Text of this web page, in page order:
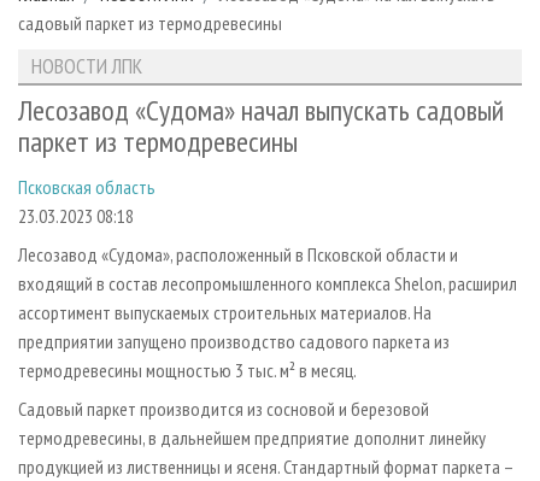
РУБРИКИ ЖУРНАЛА
ЛЕСОЗАГОТОВКА
ЛЕСОПИЛЕНИЕ
СУШКА ДРЕВЕСИНЫ
ПРОИЗВОДСТВО ДРЕВЕСНЫХ ПЛИТ
ДЕРЕВЯННОЕ ДОМОСТРОЕНИЕ
ПРОИЗВОДСТВО МЕБЕЛИ
БИОЭНЕРГЕТИКА
ЦБП
ИНСТРУМЕНТ И МАТЕРИАЛЫ
НОВОСТИ
НОВОСТИ ЛПК
НОВОСТИ ЖУРНАЛА
ПРОЕКТЫ ЛПИ
АНАЛИТИКА
ПРЕДПРИЯТИЯ ЛПК
ПЕРСОНЫ
МОБИЛЬНЫЕ ВЫСТАВКИ
ОФИЦИАЛЬНЫЕ ДЕЛЕГАЦИИ
ПРИОРИТЕТНЫЕ ИНВЕСТПРОЕКТЫ
RUSSIAN FORESTRY REVIEW
ГАЗЕТА ЛЕСПРОМФОРУМ
БИБЛИОТЕКА СПЕЦИАЛИСТА
АРХИВ ЖУРНАЛОВ
СТАТЬИ
О ЖУРНАЛЕ
ПОДПИСКА
КОНТАКТЫ
РЕКЛАМОДАТЕЛЯМ
РЕКЛАМА
РЕКЛАМА НА САЙТЕ
садовый паркет из термодревесины
НОВОСТИ ЛПК
Лесозавод «Судома» начал выпускать садовый
паркет из термодревесины
Псковская область
23.03.2023 08:18
Лесозавод «Судома», расположенный в Псковской области и
входящий в состав лесопромышленного комплекса Shelon, расширил
ассортимент выпускаемых строительных материалов. На
предприятии запущено производство садового паркета из
термодревесины мощностью 3 тыс. м² в месяц.
Садовый паркет производится из сосновой и березовой
термодревесины, в дальнейшем предприятие дополнит линейку
продукцией из лиственницы и ясеня. Стандартный формат паркета –